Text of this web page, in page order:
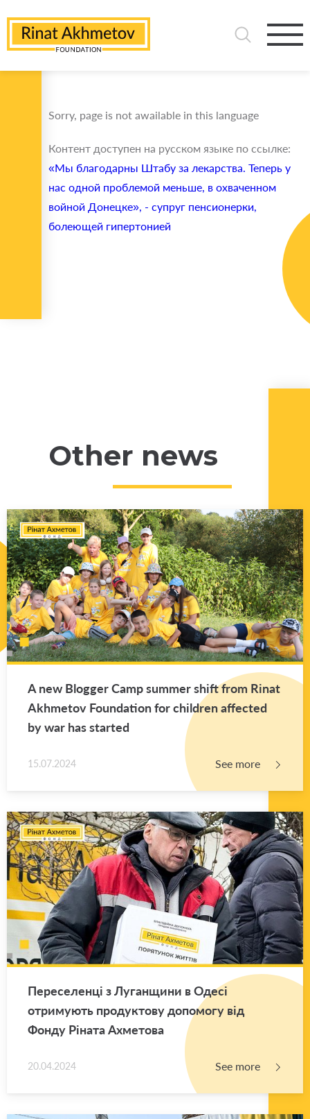
Sorry, page is not awailable in this language
Контент доступен на русском языке по ссылке:
«Мы благодарны Штабу за лекарства. Теперь у
нас одной проблемой меньше, в охваченном
войной Донецке», - супруг пенсионерки,
болеющей гипертонией
Other news
A new Blog­ger Camp sum­mer shift from Rinat
Akhme­tov Foun­da­tion for chil­dren af­fected
by war has started
15.07.2024 See more
Переселенці з Луганщини в Одесі
отримують продуктову допомогу від
Фонду Ріната Ахметова
20.04.2024 See more